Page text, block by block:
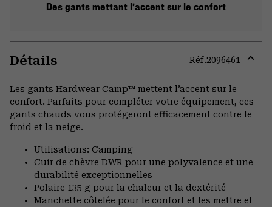
Des gants mettant l’accent sur le confort
Détails Réf.2096461
Les gants Hardwear Camp™ mettent l’accent sur le
confort. Parfaits pour compléter votre équipement, ces
gants chauds vous protégeront efficacement contre le
froid et la neige.
Utilisations: Camping
Cuir de chèvre DWR pour une polyvalence et une
durabilité exceptionnelles
Polaire 135 g pour la chaleur et la dextérité
Manchette côtelée pour le confort et les mettre et